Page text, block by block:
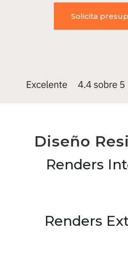
Solicita
Diseño
Renders
Renders